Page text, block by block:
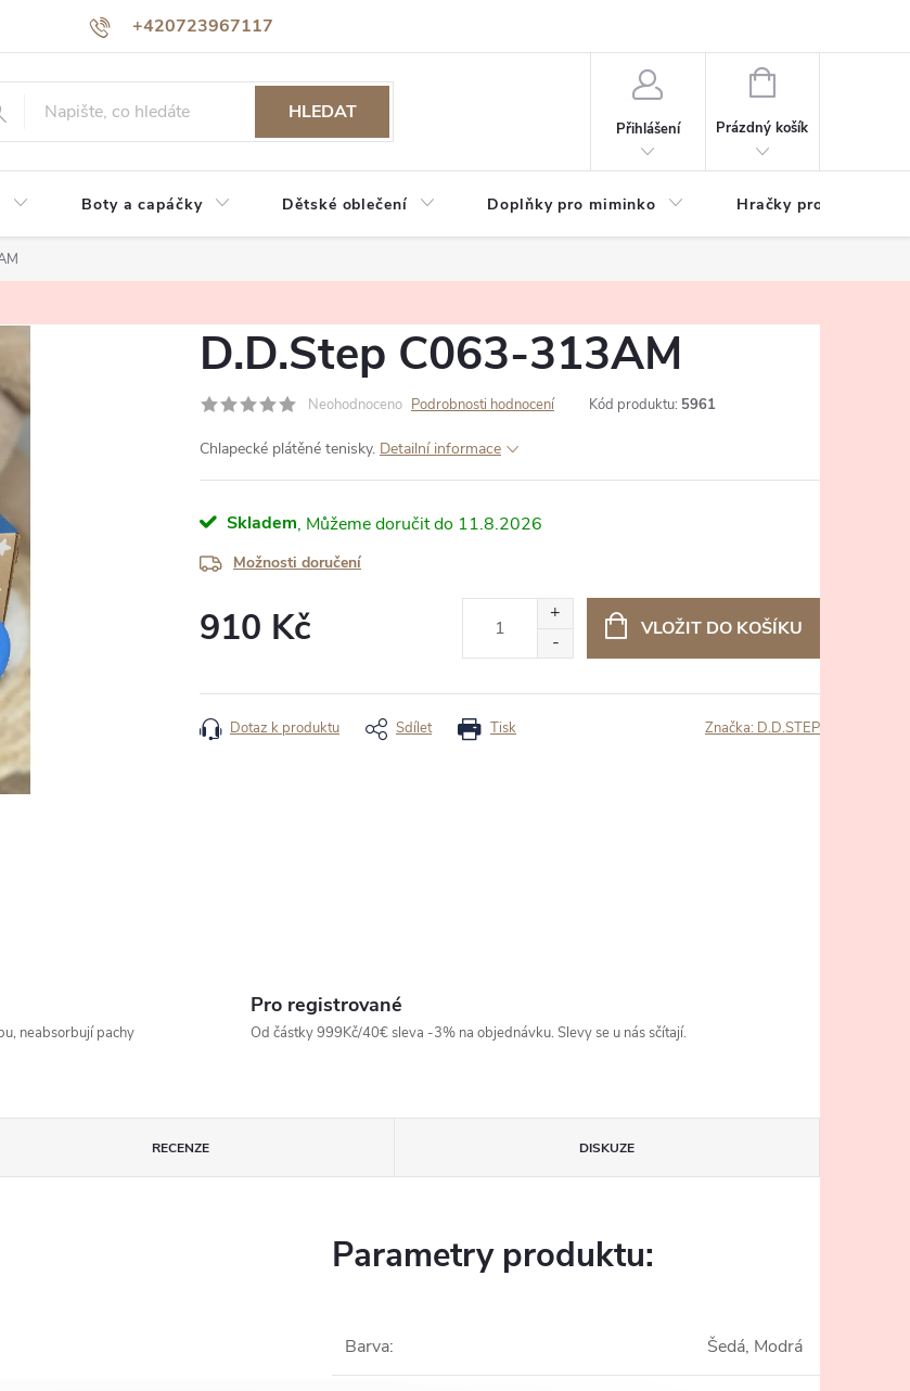
+420723967117
Jak nakupovat Reklamace a vrácení zboží
HLEDAT
Přihlášení
NÁKUPNÍ
Prázdný košík
Boty a capáčky Dětské oblečení Doplňky pro miminko Hračky pro děti
D.D.Step C063-313AM
Neohodnoceno Podrobnosti hodnocení Kód produktu: 5961
Chlapecké plátěné tenisky. Detailní informace
Skladem 11.8.2026
Možnosti doručení
910 Kč VLOŽIT DO KOŠÍKU
Tisk
Dotaz k produktu Sdílet Značka: D.D.STEP
neabsorbují pachy
Pro registrované
Od částky 999Kč/40€ sleva -3% na objednávku. Slevy se u nás sčítají.
RECENZE DISKUZE
Parametry produktu:
Barva: Šedá, Modrá